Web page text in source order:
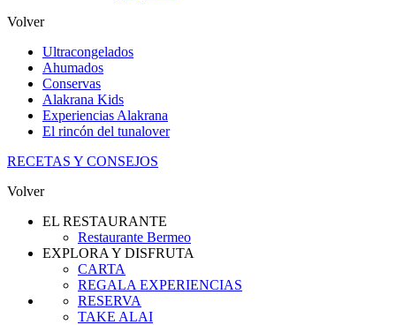
Volver
Ultracongelados
Ahumados
Conservas
Alakrana Kids
Experiencias Alakrana
El rincón del tunalover
RECETAS Y CONSEJOS
Volver
EL RESTAURANTE
Restaurante Bermeo
EXPLORA Y DISFRUTA
CARTA
REGALA EXPERIENCIAS
RESERVA
TAKE ALAI